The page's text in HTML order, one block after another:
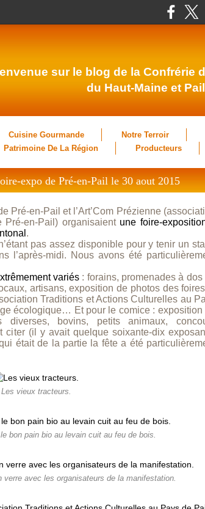
sur le blog de la Confrérie
du Haut-Maine et Pail
Cuisine Gourmande
Notre Terroir
Patrimoine De La Région
Producteurs
expo de Pré-en-Pail le 30 aout 2015
Pré-en-Pail et l’Art’Com Prézienne
Pré-en-Pail) organisaientune foire-
.
pas assez disponible pour y tenir un
l’après-midi. Nous avons été
variés : forains, promenades à dos
artisans, exposition de photos des
Traditions et Actions Culturelles au
écologique… Et pour le comice : exposition
diverses,
bovins, petits animaux,
(il y avait quelque soixante-dix
était de la partie la fête a été
Les vieux tracteurs.
bon pain bio au levain cuit au feu de bois.
avec les organisateurs de la manifestation.